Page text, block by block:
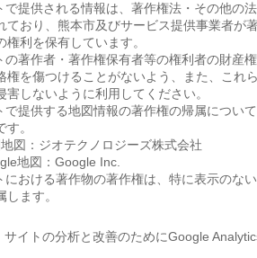
提供される情報は、著作権法・その他の
ており、熊本市及びサービス提供事業者が
権利を保有しています。
著作者・著作権保有者等の権利者の財産
権を傷つけることがないよう、また、これ
害しないように利用してください。
提供する地図情報の著作権の帰属につい
す。
地図：ジオテクノロジーズ株式会社
地図：Google Inc.
おける著作物の著作権は、特に表示のな
します。
サイトの分析と改善のためにGoogle